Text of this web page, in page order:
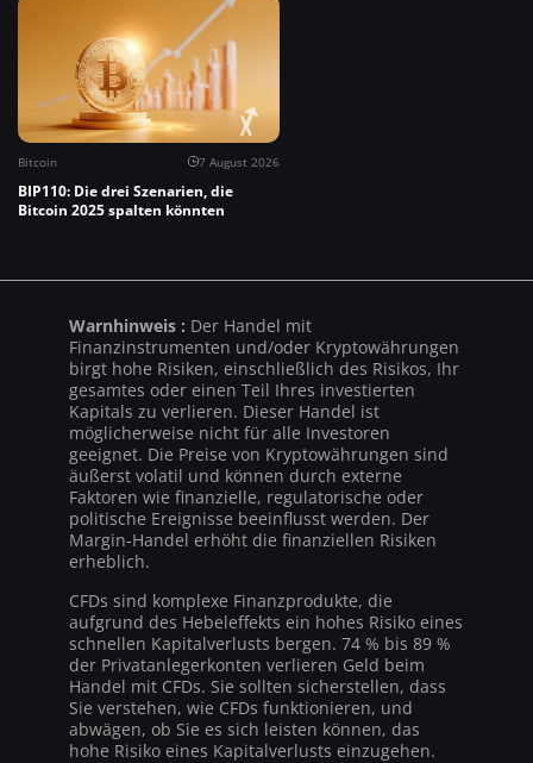
Bitcoin 7 August 2026
BIP110: Die drei Szenarien, die
Bitcoin 2025 spalten könnten
Warnhinweis : Der Handel mit
Finanzinstrumenten und/oder Kryptowährungen
birgt hohe Risiken, einschließlich des Risikos, Ihr
gesamtes oder einen Teil Ihres investierten
Kapitals zu verlieren. Dieser Handel ist
möglicherweise nicht für alle Investoren
geeignet. Die Preise von Kryptowährungen sind
äußerst volatil und können durch externe
Faktoren wie finanzielle, regulatorische oder
politische Ereignisse beeinflusst werden. Der
Margin-Handel erhöht die finanziellen Risiken
erheblich.
CFDs sind komplexe Finanzprodukte, die
aufgrund des Hebeleffekts ein hohes Risiko eines
schnellen Kapitalverlusts bergen. 74 % bis 89 %
der Privatanlegerkonten verlieren Geld beim
Handel mit CFDs. Sie sollten sicherstellen, dass
Sie verstehen, wie CFDs funktionieren, und
abwägen, ob Sie es sich leisten können, das
hohe Risiko eines Kapitalverlusts einzugehen.